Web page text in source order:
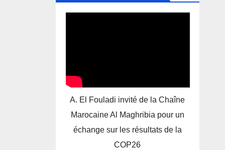
A. El Fouladi invité de la Chaîne
Marocaine Al Maghribia pour un
échange sur les résultats de la
COP26